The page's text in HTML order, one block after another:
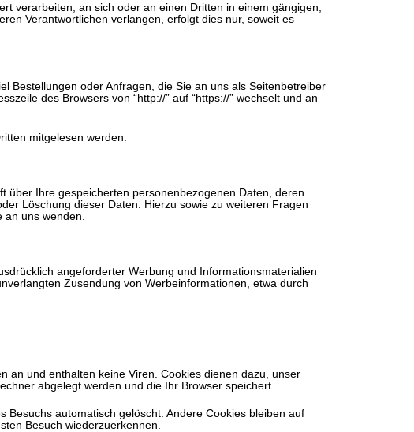
verarbeiten, an sich oder an einen Dritten in einem gängigen,
Verantwortlichen verlangen, erfolgt dies nur, soweit es
Bestellungen oder Anfragen, die Sie an uns als Seitenbetreiber
des Browsers von “http://” auf “https://” wechselt und an
mitgelesen werden.
über Ihre gespeicherten personenbezogenen Daten, deren
Löschung dieser Daten. Hierzu sowie zu weiteren Fragen
uns wenden.
angeforderter Werbung und Informationsmaterialien
Zusendung von Werbeinformationen, etwa durch
an und enthalten keine Viren. Cookies dienen dazu, unser
abgelegt werden und die Ihr Browser speichert.
Besuchs automatisch gelöscht. Andere Cookies bleiben auf
Besuch wiederzuerkennen.